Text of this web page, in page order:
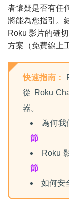
者懷疑是否有任
將能為您指引。
Roku 影片的確
方案（免費線上
快速指南：
從 Roku
器。
為何我
節
Roku
節
如何安